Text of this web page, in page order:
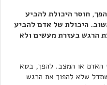
חוסר היכולת להביע
היכולת של אדם להביע
הרגש בעזרת מעשים ולא
או המצב. להפך, בטא
שלא להפוך את הרגש